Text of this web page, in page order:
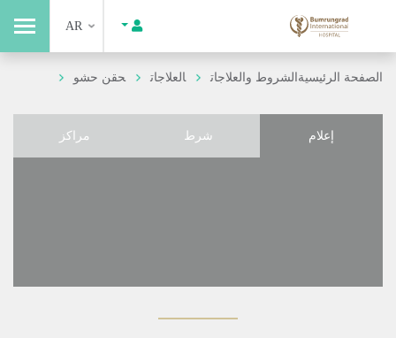
AR
الصفحة الرئيسيةالشروط والعلاجات العلاجات حقن حشو
إعلام شرط مراكز